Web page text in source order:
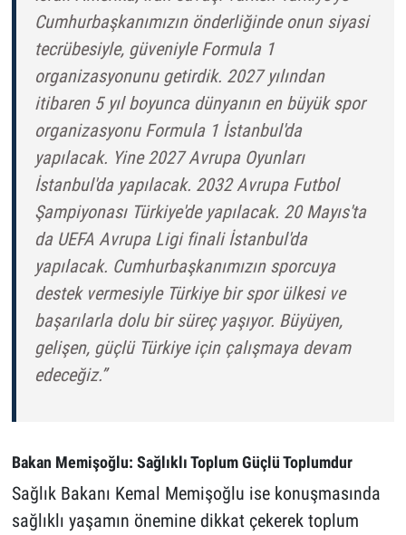
Cumhurbaşkanımızın önderliğinde onun siyasi
tecrübesiyle, güveniyle Formula 1
organizasyonunu getirdik. 2027 yılından
itibaren 5 yıl boyunca dünyanın en büyük spor
organizasyonu Formula 1 İstanbul'da
yapılacak. Yine 2027 Avrupa Oyunları
İstanbul'da yapılacak. 2032 Avrupa Futbol
Şampiyonası Türkiye'de yapılacak. 20 Mayıs'ta
da UEFA Avrupa Ligi finali İstanbul'da
yapılacak. Cumhurbaşkanımızın sporcuya
destek vermesiyle Türkiye bir spor ülkesi ve
başarılarla dolu bir süreç yaşıyor. Büyüyen,
gelişen, güçlü Türkiye için çalışmaya devam
edeceğiz.”
Bakan Memişoğlu: Sağlıklı Toplum Güçlü Toplumdur
Sağlık Bakanı Kemal Memişoğlu ise konuşmasında
sağlıklı yaşamın önemine dikkat çekerek toplum